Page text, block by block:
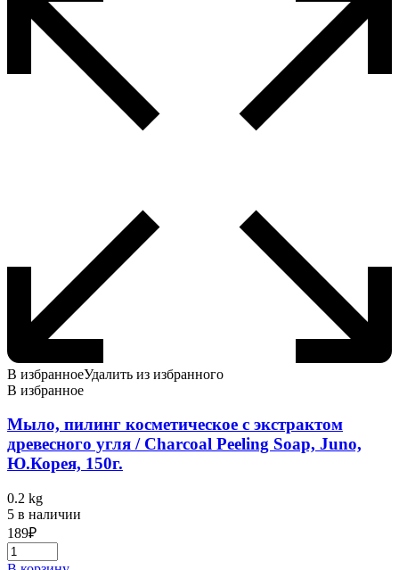
В избранноеУдалить из избранного
В избранное
Мыло, пилинг косметическое с экстрактом
древесного угля / Charcoal Peeling Soap, Juno,
Ю.Корея, 150г.
0.2 kg
5 в наличии
189₽